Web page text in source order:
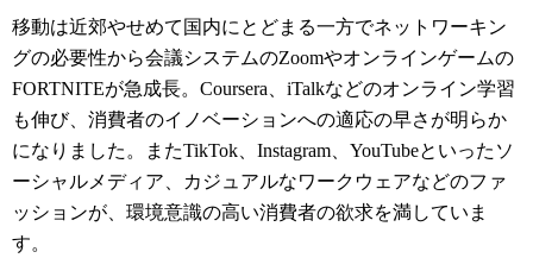
移動は近郊やせめて国内にとどまる一方でネットワーキン
グの必要性から会議システムのZoomやオンラインゲームの
FORTNITEが急成長。Coursera、iTalkなどのオンライン学習
も伸び、消費者のイノベーションへの適応の早さが明らか
になりました。またTikTok、Instagram、YouTubeといったソ
ーシャルメディア、カジュアルなワークウェアなどのファ
ッションが、環境意識の高い消費者の欲求を満していま
す。